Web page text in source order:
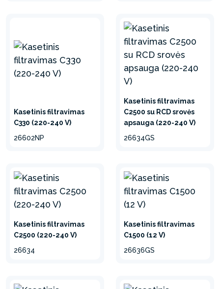
Kasetinių filtrų siurbliai
Siurblio prijungimas ir valdymas yra nesudėtingi.
Po to pakanka paprasčiausiai pakeisti kasetės
galėsite toliau mėgautis šviežiu vandeniu be
Kasetinis filtravimas
C330 (220-240 V)
26602NP
Kasetinis filtravimas
C2500 su RCD srovės
apsauga (220-240 V)
26634GS
Kasetinis filtravimas
C2500 (220-240 V)
26634
Kasetinis filtravimas
C1500 (12 V)
26636GS